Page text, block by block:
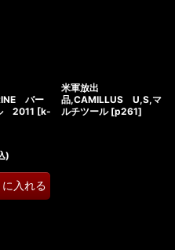
バー
2011 [k-
)
入れる
米軍放出
品,CAMILLUS U,S,マ
ルチツール [p261]